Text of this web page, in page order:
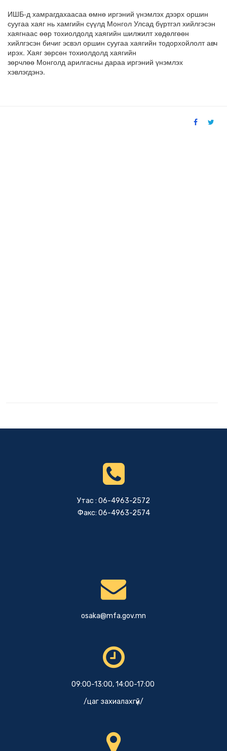
ИШБ-д хамрагдахаасаа өмнө иргэний үнэмлэх дээрх оршин
суугаа хаяг нь хамгийн сүүлд Монгол Улсад бүртгэл хийлгэсэн
хаягнаас өөр тохиолдолд хаягийн шилжилт хөдөлгөөн
хийлгэсэн бичиг эсвэл оршин суугаа хаягийн тодорхойлолт авч
ирэх. Хаяг зөрсөн тохиолдолд хаягийн
зөрчлөө Монголд арилгасны дараа иргэний үнэмлэх
хэвлэгдэнэ.
Утас : 06-4963-2572
Факс: 06-4963-2574
osaka@mfa.gov.mn
09:00-13:00, 14:00-17:00
/цаг захиалахгүй/